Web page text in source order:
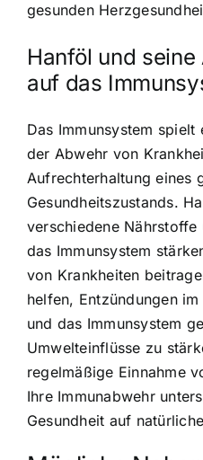
gesunden
Hanföl und
auf das
Das Immunsystem
der Abwehr von
Aufrechterhaltung eines
Gesundheitszustands.
verschiedene
das Immunsystem
von Krankheiten
helfen, Entzündungen
und das Immunsystem
Umwelteinflüsse zu
regelmäßige Einnahme
Ihre Immunabwehr
Gesundheit auf